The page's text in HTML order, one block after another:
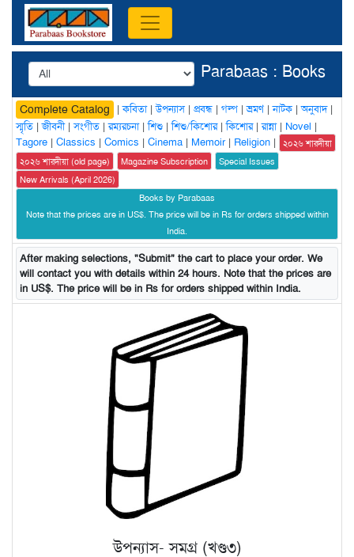
Parabaas : Books
Complete Catalog |কবিতা|উপন্যাস| প্রবন্ধ | গল্প |ভ্রমণ|নাটক |অনুবাদ|
স্মৃতি |জীবনী|সংগীত |রম্যরচনা|শিশু |শিশু/কিশোর|কিশোর|রান্না| Novel |
Tagore | Classics | Comics | Cinema | Memoir| Religion |
২০২৬ শারদীয়া
২০২৬ শারদীয়া (old page)
Magazine Subscription
Special Issues
New Arrivals (April 2026)
Books by Parabaas
Note that the prices are in US$. The price will be in Rs for orders shipped within
India.
After making selections, "Submit" the cart to place your order. We
will contact you with details within 24 hours. Note that the prices are
in US$. The price will be in Rs for orders shipped within India.
উপন্যাস- সমগ্র (খণ্ড৩)